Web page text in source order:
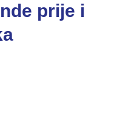
prije i